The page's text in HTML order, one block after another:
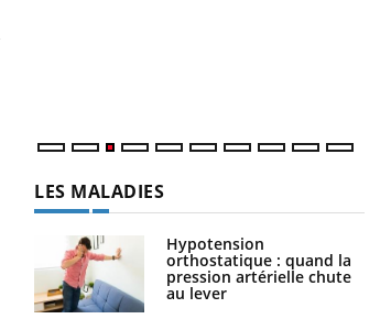
LES MALADIES
Hypotension
orthostatique : quand la
pression artérielle chute
au lever